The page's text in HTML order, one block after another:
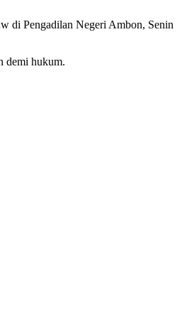
di Pengadilan Negeri Ambon, Senin
demi hukum.